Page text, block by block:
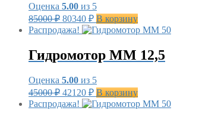
Оценка 5.00 из 5
85000₽ Первоначальная
цена
составляла
80340 ₽Текущая
цена:
В корзину
Распродажа!
Гидромотор MM 12,5
Оценка 5.00 из 5
45000₽ Первоначальная
цена
составляла
42120 ₽Текущая
цена:
В корзину
Распродажа!